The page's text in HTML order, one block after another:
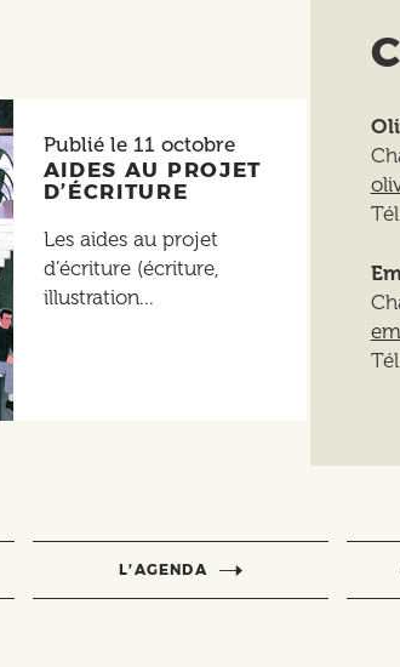
Publié le 11 octobre
AIDES AU PROJET
D’ÉCRITURE
Les aides au projet
d’écriture (écriture,
illustration...
L’AGENDA